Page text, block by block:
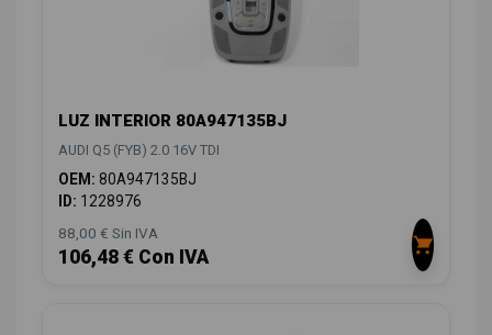
LUZ INTERIOR 80A947135BJ
AUDI Q5 (FYB) 2.0 16V TDI
OEM: 80A947135BJ
ID: 1228976
88,00 € Sin IVA
106,48 € Con IVA